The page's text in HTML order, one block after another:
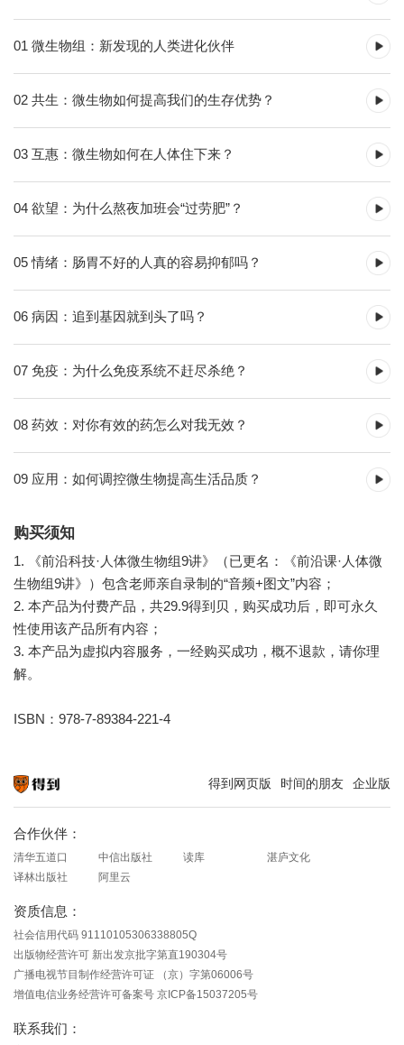
01 微生物组：新发现的人类进化伙伴
02 共生：微生物如何提高我们的生存优势？
03 互惠：微生物如何在人体住下来？
04 欲望：为什么熬夜加班会“过劳肥”？
05 情绪：肠胃不好的人真的容易抑郁吗？
06 病因：追到基因就到头了吗？
07 免疫：为什么免疫系统不赶尽杀绝？
08 药效：对你有效的药怎么对我无效？
09 应用：如何调控微生物提高生活品质？
购买须知
1. 《前沿科技·人体微生物组9讲》（已更名：《前沿课·人体微
生物组9讲》）包含老师亲自录制的“音频+图文”内容；
2. 本产品为付费产品，共29.9得到贝，购买成功后，即可永久
性使用该产品所有内容；
3. 本产品为虚拟内容服务，一经购买成功，概不退款，请你理
解。
ISBN：978-7-89384-221-4
得到网页版 时间的朋友 企业版
合作伙伴：
清华五道口 中信出版社 读库
湛庐文化
译林出版社
阿里云
资质信息：
社会信用代码 91110105306338805Q
出版物经营许可 新出发京批字第直190304号
广播电视节目制作经营许可证 （京）字第06006号
增值电信业务经营许可备案号 京ICP备15037205号
联系我们：